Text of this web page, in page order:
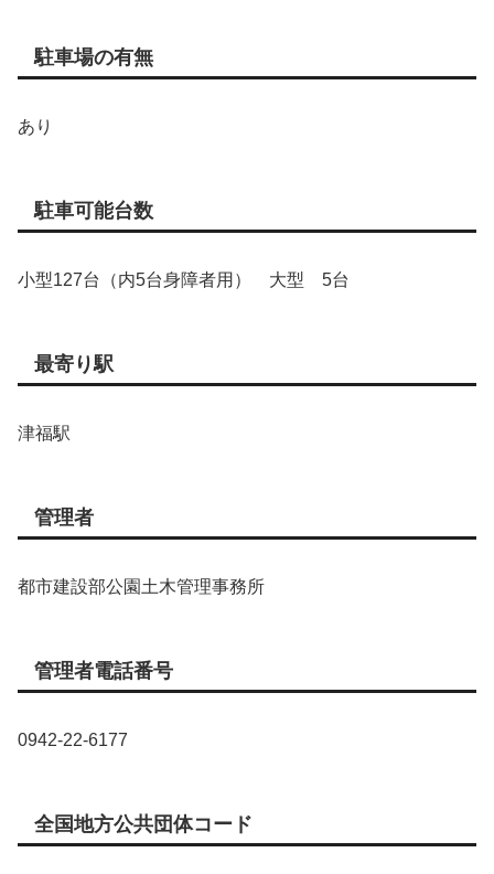
駐車場の有無
あり
駐車可能台数
小型127台（内5台身障者用） 大型 5台
最寄り駅
津福駅
管理者
都市建設部公園土木管理事務所
管理者電話番号
0942-22-6177
全国地方公共団体コード